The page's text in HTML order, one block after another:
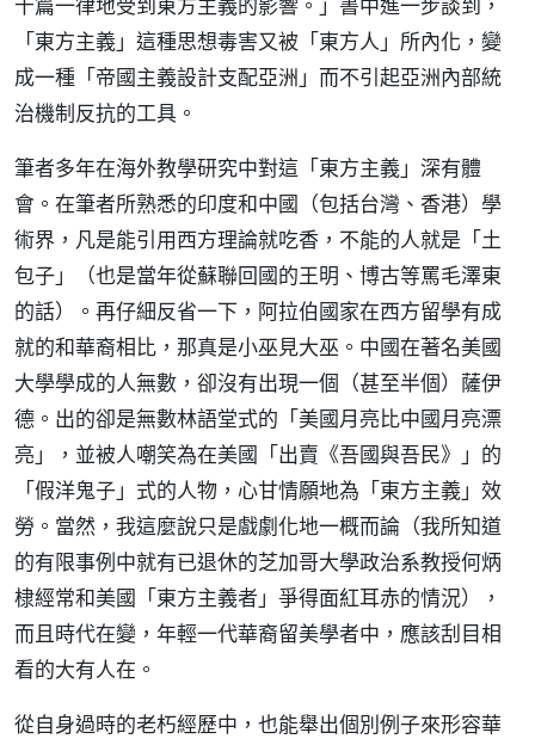
「東方主義」這種思想毒害又被「東方人」所內化，變
成一種「帝國主義設計支配亞洲」而不引起亞洲內部統
治機制反抗的工具。
筆者多年在海外教學研究中對這「東方主義」深有體
會。在筆者所熟悉的印度和中國（包括台灣、香港）學
術界，凡是能引用西方理論就吃香，不能的人就是「土
包子」（也是當年從蘇聯回國的王明、博古等罵毛澤東
的話）。再仔細反省一下，阿拉伯國家在西方留學有成
就的和華裔相比，那真是小巫見大巫。中國在著名美國
大學學成的人無數，卻沒有出現一個（甚至半個）薩伊
德。出的卻是無數林語堂式的「美國月亮比中國月亮漂
亮」，並被人嘲笑為在美國「出賣《吾國與吾民》」的
「假洋鬼子」式的人物，心甘情願地為「東方主義」效
勞。當然，我這麼說只是戲劇化地一概而論（我所知道
的有限事例中就有已退休的芝加哥大學政治系教授何炳
棣經常和美國「東方主義者」爭得面紅耳赤的情況），
而且時代在變，年輕一代華裔留美學者中，應該刮目相
看的大有人在。
從自身過時的老朽經歷中，也能舉出個別例子來形容華